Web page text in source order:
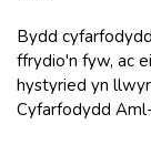
Bydd
ffrydio'n fyw, ac
hystyried yn
Cyfarfodydd